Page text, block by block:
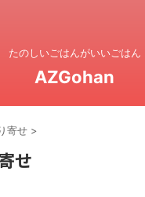
たのしいごはんがいいごはん
AZGohan
寄せ >
せ